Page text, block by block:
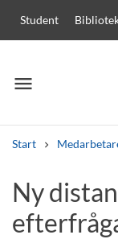
Student
menu
Meny
Start
Andra
Kurser och
Ny